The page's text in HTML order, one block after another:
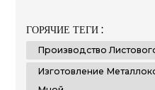
использованием
обеспечивая высочайший
каждом требуемом вами
достижению
ГОРЯЧИЕ ТЕГИ :
Производство
Изготовление